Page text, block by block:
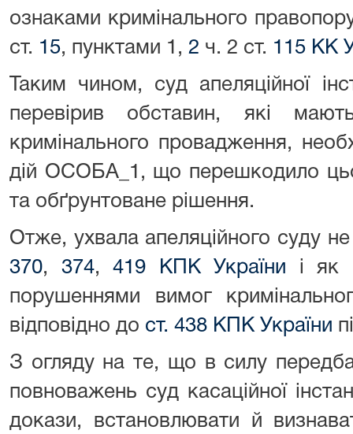
ознаками кримінального
ст. 15, пунктами 1, 2 ч. 2 ст. 115 КК
Таким чином, суд апеляційної
перевірив обставин, які
кримінального провадження,
дій ОСОБА_1, що перешкодило
та обґрунтоване рішення.
Отже, ухвала апеляційного суду
370, 374,419 КПК України і як
порушеннями вимог
відповідно до ст. 438 КПК України
З огляду на те, що в силу
повноважень суд касаційної
докази, встановлювати й